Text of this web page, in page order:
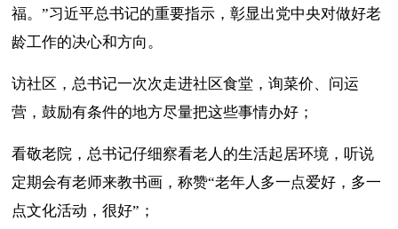
福。”习近平总书记的重要指示，彰显出党中央对做好老
龄工作的决心和方向。
访社区，总书记一次次走进社区食堂，询菜价、问运
营，鼓励有条件的地方尽量把这些事情办好；
看敬老院，总书记仔细察看老人的生活起居环境，听说
定期会有老师来教书画，称赞“老年人多一点爱好，多一
点文化活动，很好”；